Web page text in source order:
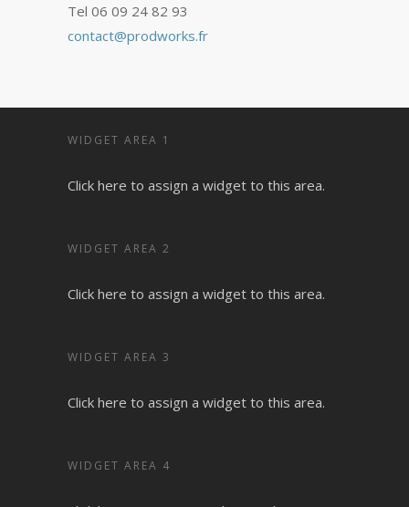
Tel 06 09 24 82 93
contact@prodworks.fr
WIDGET AREA 1
Click here to assign a widget to this area.
WIDGET AREA 2
Click here to assign a widget to this area.
WIDGET AREA 3
Click here to assign a widget to this area.
WIDGET AREA 4